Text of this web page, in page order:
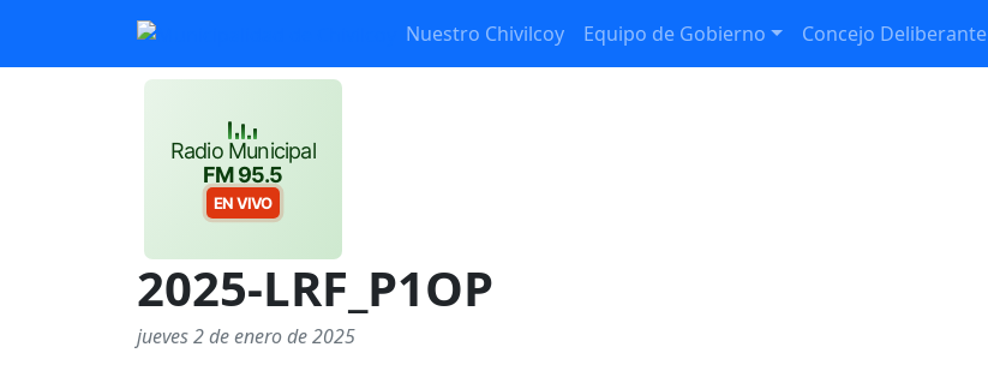
Nuestro Chivilcoy Equipo de Gobierno Concejo Deliberante
Radio Municipal
FM 95.5
EN VIVO
2025-LRF_P1OP
jueves 2 de enero de 2025